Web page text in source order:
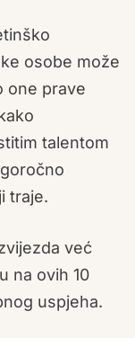
osobe može
one prave
talentom
traje.
već
na ovih 10
uspjeha.